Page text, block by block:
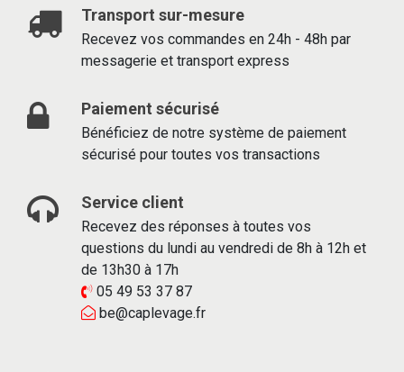
Transport sur-mesure
Recevez vos commandes en 24h - 48h par
messagerie et transport express
Paiement sécurisé
Bénéficiez de notre système de paiement
sécurisé pour toutes vos transactions
Service client
Recevez des réponses à toutes vos
questions du lundi au vendredi de 8h à 12h et
de 13h30 à 17h
05 49 53 37 87
be@caplevage.fr